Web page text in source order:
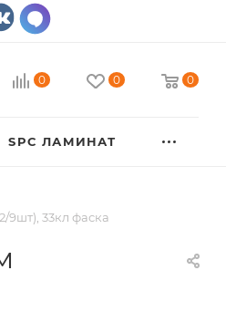
0 0 0
SPC ЛАМИНАТ
9шт), 33кл фаска